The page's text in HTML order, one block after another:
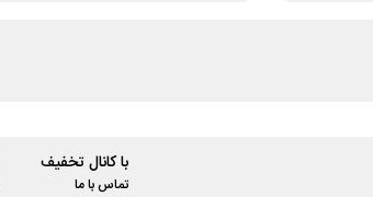
با کانال تخفیف
تماس با ما